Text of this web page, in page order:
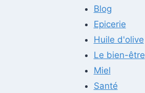
Blog
Epicerie
Huile d'olive
Le bien-être
Miel
Santé